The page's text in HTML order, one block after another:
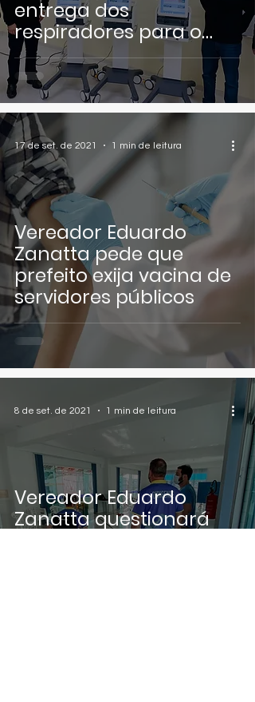
entrega dos
respiradores para o
Hospital Ruth Cardoso
Vereador Eduardo
Zanatta pede que
prefeito exija vacina de
servidores públicos
17 de set. de 2021 1 min de leitura
Vereador Eduardo
Zanatta questionará
8 de set. de 2021 1 min de leitura